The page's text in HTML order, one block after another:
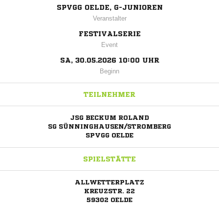
SPVGG OELDE, G-JUNIOREN
Veranstalter
FESTIVALSERIE
Event
SA, 30.05.2026 10:00 UHR
Beginn
TEILNEHMER
JSG BECKUM ROLAND
SG SÜNNINGHAUSEN/STROMBERG
SPVGG OELDE
SPIELSTÄTTE
ALLWETTERPLATZ
KREUZSTR. 22
59302 OELDE